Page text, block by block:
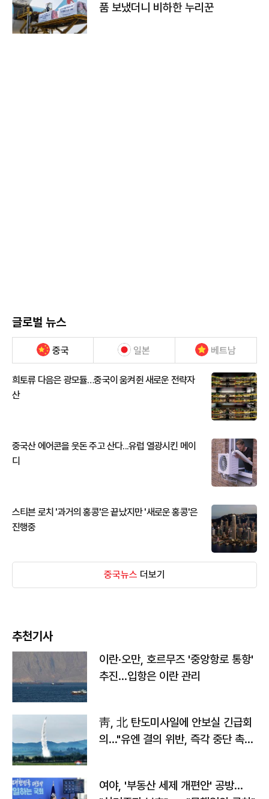
품 보냈더니 비하한 누리꾼
글로벌 뉴스
중국 일본 베트남
희토류 다음은 광모듈…중국이 움켜쥔 새로운 전략자
산
중국산 에어콘을 웃돈 주고 산다...유럽 열광시킨 메이
디
스티븐 로치 '과거의 홍콩'은 끝났지만 '새로운 홍콩'은
진행중
중국뉴스 더보기
추천기사
이란·오만, 호르무즈 '중앙항로 통항'
추진…입항은 이란 관리
靑, 北 탄도미사일에 안보실 긴급회
의…"유엔 결의 위반, 즉각 중단 촉
여야, '부동산 세제 개편안' 공방…